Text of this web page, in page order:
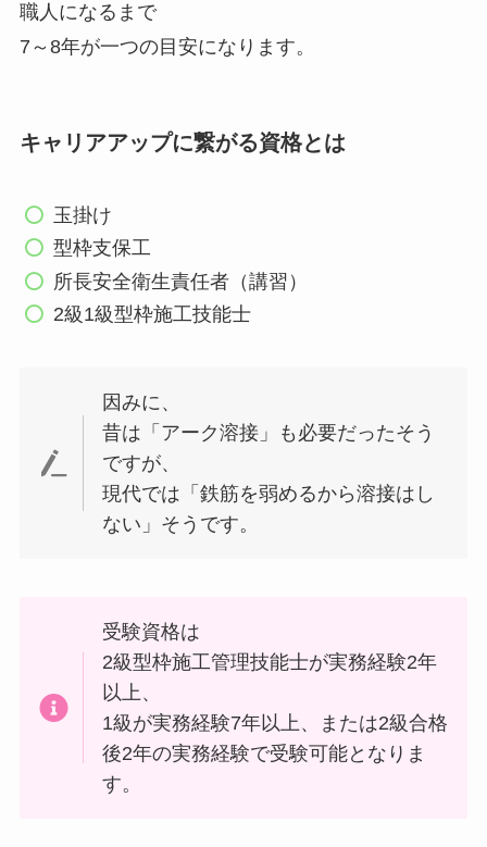
職人になるまで
7～8年が一つの目安になります。
キャリアアップに繋がる資格とは
玉掛け
型枠支保工
所長安全衛生責任者（講習）
2級1級型枠施工技能士
因みに、
昔は「アーク溶接」も必要だったそう
ですが、
現代では「鉄筋を弱めるから溶接はし
ない」そうです。
受験資格は
2級型枠施工管理技能士が実務経験2年
以上、
1級が実務経験7年以上、または2級合格
後2年の実務経験で受験可能となりま
す。